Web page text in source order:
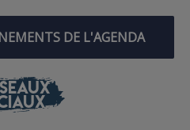
DE L'AGENDA